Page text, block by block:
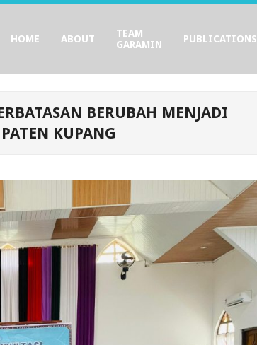
HOME ABOUT
TEAM
GARAMIN
PUBLICATIONS
BERUBAH MENJADI
KUPANG